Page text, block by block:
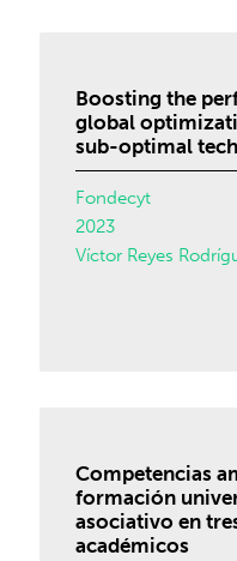
Boosting the
global
sub-optimal
Fondecyt
2023
Víctor Reyes
Competencias
formación
asociativo en
académicos